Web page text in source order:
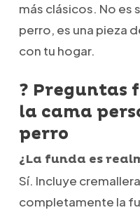
más clásicos. No es
perro, es una pieza
con tu hogar.
❓ Preguntas
la cama
perro
¿La funda es
Sí. Incluye
completamente la